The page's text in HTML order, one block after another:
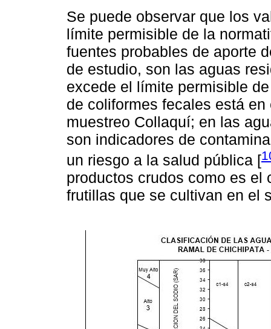
Se puede observar que los
límite permisible de la
fuentes probables de aporte
de estudio, son las aguas
excede el límite permisible
de coliformes fecales está
muestreo Collaquí; en las
son indicadores de
un riesgo a la salud pública [
productos crudos como es el
frutillas que se cultivan en el